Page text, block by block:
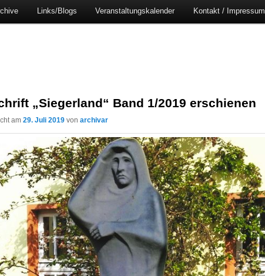
Links/Blogs Veranstaltungskalender Kontakt / Impressum
„Siegerland“ Band 1/2019 erschienen
am29. Juli 2019 vonarchivar